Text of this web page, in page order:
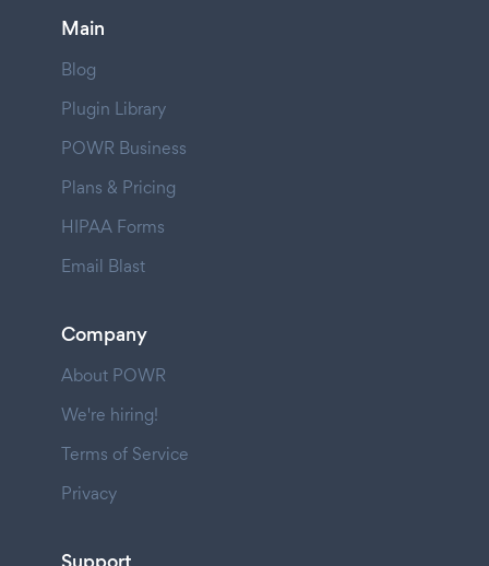
Main
Blog
Plugin Library
POWR Business
Plans & Pricing
HIPAA Forms
Email Blast
Company
About POWR
We're hiring!
Terms of Service
Privacy